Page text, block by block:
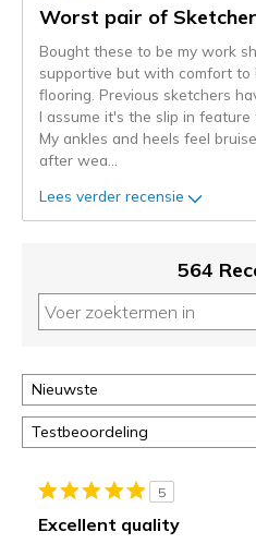
gemigreerd
de
niejee
page_id.
kunt
status
van
deze
of
door
<a
page
met
Worst pair of
Bought these to be my work
supportive but with comfort to
flooring. Previous sketchers
I assume it's the slip in feature
My ankles and heels feel
after wea
Lees verder recensie
564
5
Excellent quality